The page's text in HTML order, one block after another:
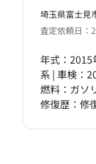
埼玉県富士見
査定依頼日：
年式：2015
系 | 車検：
燃料：ガソ
修復歴：修